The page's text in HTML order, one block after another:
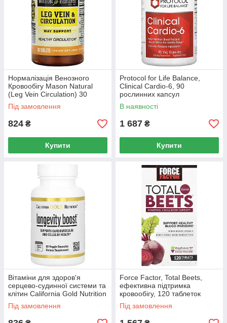
Нормалізація Венозного
Кровообігу Mason Natural
(Leg Vein Circulation) 30
таблеток
Під замовлення
824 ₴
Купити
Protocol for Life Balance,
Clinical Cardio-6, 90
рослинних капсул
В наявності
1 687 ₴
Купити
Вітаміни для здоров'я
серцево-судинної системи та
клітин California Gold Nutrition
(Life Boost) 60 рослинних
капсул
Під замовлення
Force Factor, Total Beets,
ефективна підтримка
кровообігу, 120 таблеток
Під замовлення